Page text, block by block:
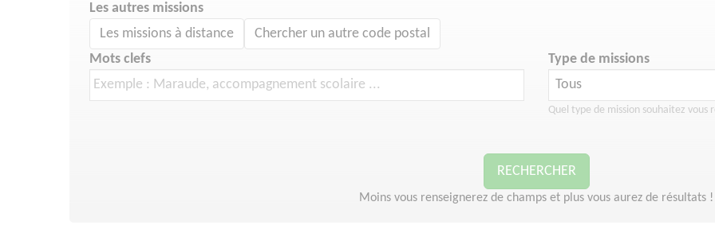
Les autres missions
Les missions à distance Chercher un autre code postal
Mots clefs Type de missions
Quel type de mission souhaitez vous
RECHERCHER
Moins vous renseignerez de champs et plus vous aurez de résultats !